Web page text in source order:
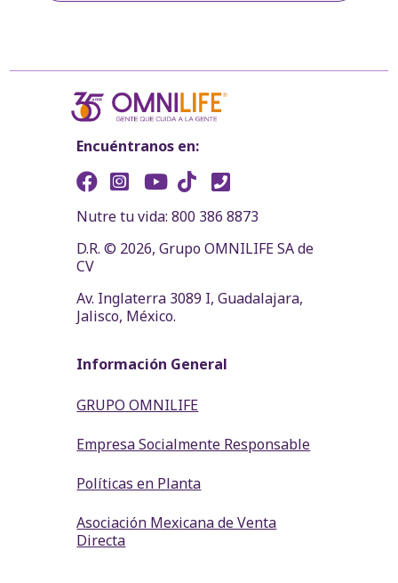
Encuéntranos en:
Nutre tu vida: 800 386 8873
D.R. © 2026, Grupo OMNILIFE SA de
CV
Av. Inglaterra 3089 I, Guadalajara,
Jalisco, México.
Información General
GRUPO OMNILIFE
Empresa Socialmente Responsable
Políticas en Planta
Asociación Mexicana de Venta
Directa